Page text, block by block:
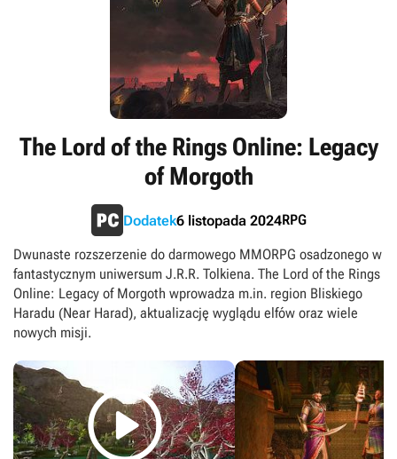
The Lord of the Rings Online: Legacy
of Morgoth
Dodatek6 listopada 2024RPG
Dwunaste rozszerzenie do darmowego MMORPG osadzonego w
fantastycznym uniwersum J.R.R. Tolkiena. The Lord of the Rings
Online: Legacy of Morgoth wprowadza m.in. region Bliskiego
Haradu (Near Harad), aktualizację wyglądu elfów oraz wiele
nowych misji.
